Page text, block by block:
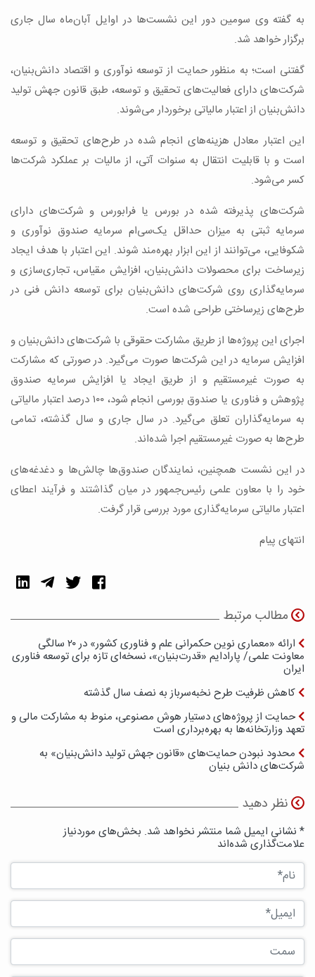
به گفته وی سومین دور این نشست‌ها در اوایل آبان‌ماه سال جاری
برگزار خواهد شد.
گفتنی است؛ به منظور حمایت از توسعه نوآوری و اقتصاد دانش‌بنیان،
شرکت‌های دارای فعالیت‌های تحقیق و توسعه، طبق قانون جهش تولید
دانش‌بنیان از اعتبار مالیاتی برخوردار می‌شوند.
این اعتبار معادل هزینه‌های انجام شده در طرح‌های تحقیق و توسعه
است و با قابلیت انتقال به سنوات آتی، از مالیات بر عملکرد شرکت‌ها
کسر می‌شود.
شرکت‌های پذیرفته شده در بورس یا فرابورس و شرکت‌های دارای
سرمایه ثبتی به میزان حداقل یک‌سی‌ام سرمایه صندوق نوآوری و
شکوفایی، می‌توانند از این ابزار بهره‌مند شوند. این اعتبار با هدف ایجاد
زیرساخت برای محصولات دانش‌بنیان، افزایش مقیاس، تجاری‌سازی و
سرمایه‌گذاری روی شرکت‌های دانش‌بنیان برای توسعه دانش فنی در
طرح‌های زیرساختی طراحی شده است.
اجرای این پروژه‌ها از طریق مشارکت حقوقی با شرکت‌های دانش‌بنیان و
افزایش سرمایه در این شرکت‌ها صورت می‌گیرد. در صورتی که مشارکت
به صورت غیرمستقیم و از طریق ایجاد یا افزایش سرمایه صندوق
پژوهش و فناوری یا صندوق بورسی انجام شود، ۱۰۰ درصد اعتبار مالیاتی
به سرمایه‌گذاران تعلق می‌گیرد. در سال جاری و سال گذشته، تمامی
طرح‌ها به صورت غیرمستقیم اجرا شده‌اند.
در این نشست همچنین، نمایندگان صندوق‌ها چالش‌ها و دغدغه‌های
خود را با معاون علمی رئیس‌جمهور در میان گذاشتند و فرآیند اعطای
اعتبار مالیاتی سرمایه‌گذاری مورد بررسی قرار گرفت.
انتهای پیام
مطالب مرتبط
ارائه «معماری نوین حکمرانی علم و فناوری کشور» در ۲۰ سالگی
معاونت علمی/ پارادایم «قدرت‌بنیان»، نسخه‌ای تازه برای توسعه فناوری
ایران
کاهش ظرفیت طرح نخبه‌سرباز به نصف سال گذشته
حمایت از پروژه‌های دستیار هوش مصنوعی، منوط به مشارکت مالی و
تعهد وزارتخانه‌ها به بهره‌برداری است
محدود نبودن حمایت‌های «قانون جهش تولید دانش‌بنیان» به
شرکت‌های دانش بنیان
نظر دهید
* نشانی ایمیل شما منتشر نخواهد شد. بخش‌های موردنیاز
علامت‌گذاری شده‌اند